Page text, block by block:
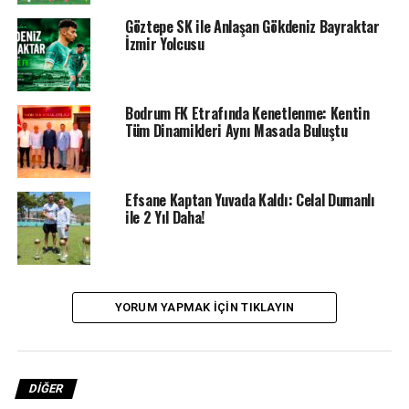
merkezi, zemin katta 500 metrekare, bodrum katta ise
500 metrekarelik kullanım alanıyla hizmet veriyor.
Vatandaşlara yönelik fitness eğitimleri ile kadınlara özel
olarak sunulan ücretsiz pilates dersleri, düzenli şekilde
Uygun Üyelik Seçenekleri Dikkat Çekiyor
Göztepe SK ile Anlaşan Gökdeniz Bayraktar
İzmir Yolcusu
Bodrum FK Etrafında Kenetlenme: Kentin
Tüm Dinamikleri Aynı Masada Buluştu
Efsane Kaptan Yuvada Kaldı: Celal Dumanlı
ile 2 Yıl Daha!
YORUM YAPMAK IÇIN TIKLAYIN
DIĞER